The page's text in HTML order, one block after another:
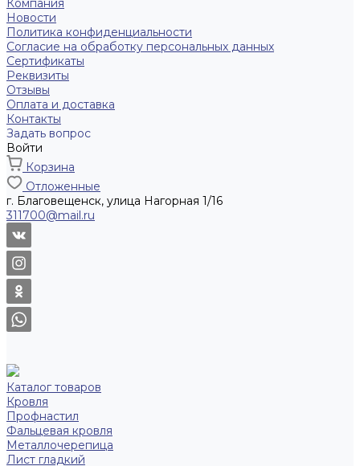
Компания
Новости
Политика конфиденциальности
Согласие на обработку персональных данных
Сертификаты
Реквизиты
Отзывы
Оплата и доставка
Контакты
Задать вопрос
Войти
Корзина
Отложенные
г. Благовещенск, улица Нагорная 1/16
311700@mail.ru
Каталог товаров
Кровля
Профнастил
Фальцевая кровля
Металлочерепица
Лист гладкий